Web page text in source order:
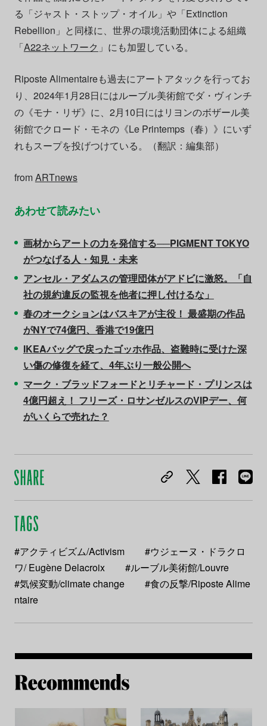
る「ジャスト・ストップ・オイル」や「Extinction
Rebellion」と同様に、世界の環境活動団体による組織
「A22ネットワーク 」にも加盟している。
Riposte Alimentaireも過去にアートアタックを行ってお
り、2024年1月28日にはルーブル美術館でダ・ヴィンチ
の《モナ・リザ》に、2月10日にはリヨンのボザール美
術館でクロード・モネの《Le Printemps（春）》にいず
れもスープを投げつけている。（翻訳：編集部）
fromARTnews
あわせて読みたい
画材からアートの力を発信する──PIGMENT TOKYO
がつなげる人・知見・未来
アンセル・アダムスの管理団体がアドビに激怒。「自
社の規約違反の監視を他者に押し付けるな」
春のオークションはバスキアが主役！ 最盛期の作品
がNYで74億円、香港で19億円
IKEAバッグで戻ったゴッホ作品、盗難時に受けた深
い傷の修復を経て、4年ぶり一般公開へ
マーク・ブラッドフォードとリチャード・プリンスは
4億円超え！ フリーズ・ロサンゼルスのVIPデー、何
がいくらで売れた？
#アクティビズム/Activism
#ウジェーヌ・ドラクロ
ワ/ Eugène Delacroix
#ルーブル美術館/Louvre
#気候変動/climate change
#食の反撃/Riposte Alime
ntaire